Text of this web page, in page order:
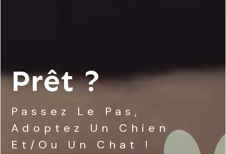
Prêt ?
Passez Le Pas,
Adoptez Un Chien
Et/ou Un Chat !